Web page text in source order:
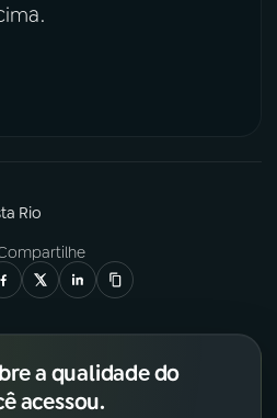
Rio
a qualidade do
acessou.